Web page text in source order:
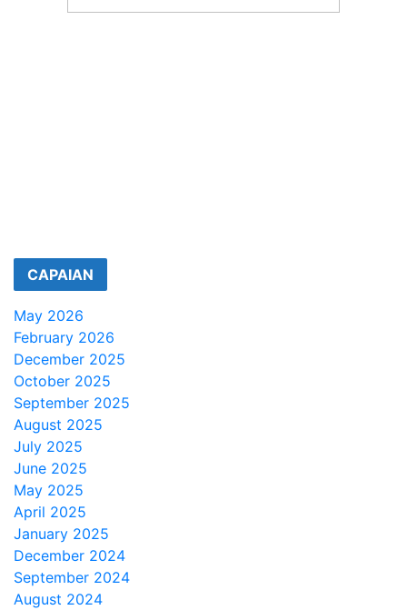
CAPAIAN
May 2026
February 2026
December 2025
October 2025
September 2025
August 2025
July 2025
June 2025
May 2025
April 2025
January 2025
December 2024
September 2024
August 2024